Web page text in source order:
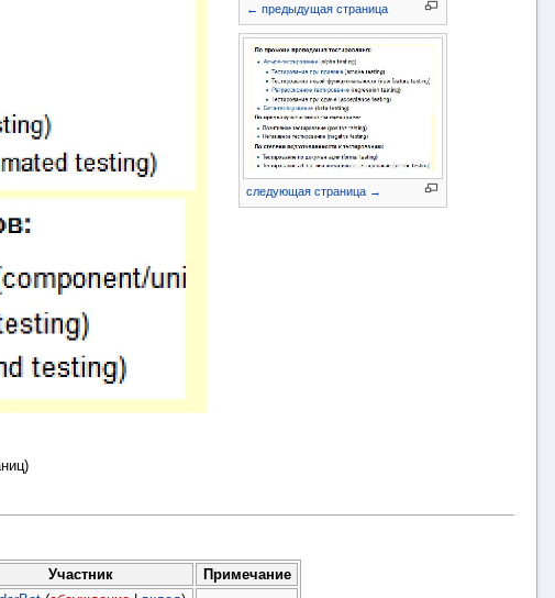
← предыдущая страница
следующая страница →
Участник
Примечание